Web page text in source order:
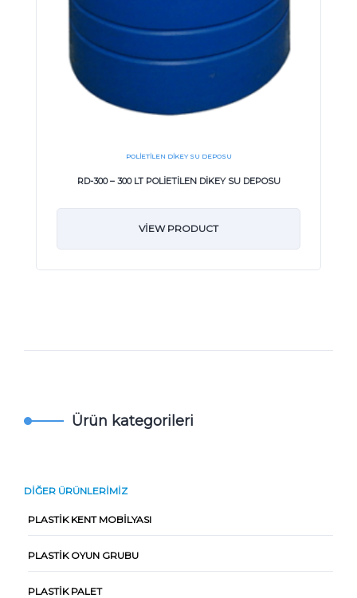
POLIETILEN DIKEY SU DEPOSU
RD-300 – 300 LT POLİETİLEN DİKEY SU DEPOSU
VIEW PRODUCT
Ürün kategorileri
DIĞER ÜRÜNLERIMIZ
PLASTIK KENT MOBILYASI
PLASTIK OYUN GRUBU
PLASTIK PALET